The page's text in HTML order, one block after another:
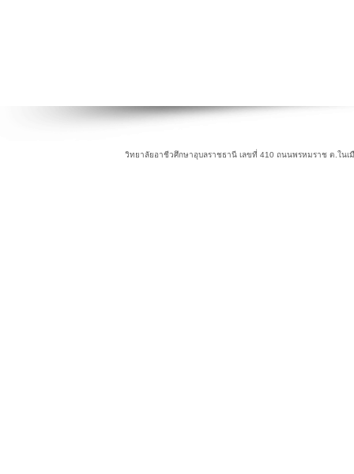
วิทยาลัยอาชีวศึกษาอุบลราชธานี เลขที่ 410 ถนนพรหมราช ต.ในเ